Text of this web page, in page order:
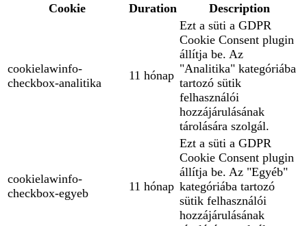
Cookie
Duration Description
cookielawinfo-
checkbox-analitika
11 hónap
Ezt a süti a GDPR
Cookie Consent plugin
állítja be. Az
"Analitika" kategóriába
tartozó sütik
felhasználói
hozzájárulásának
tárolására szolgál.
cookielawinfo-
checkbox-egyeb
11 hónap
Ezt a süti a GDPR
Cookie Consent plugin
állítja be. Az "Egyéb"
kategóriába tartozó
sütik felhasználói
hozzájárulásának